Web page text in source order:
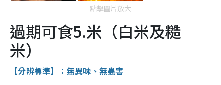
點擊圖片放大
過期可食5.米（白米及糙
米）
【分辨標準】：無異味、無蟲害